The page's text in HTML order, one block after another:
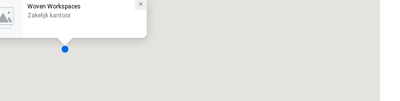
Woven Workspaces
Zakelijk kantoor